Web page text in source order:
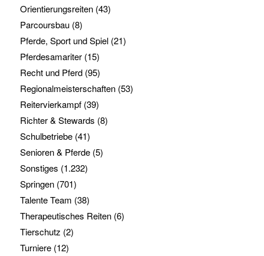
Orientierungsreiten(43)
Parcoursbau(8)
Pferde, Sport und Spiel(21)
Pferdesamariter(15)
Recht und Pferd(95)
Regionalmeisterschaften(53)
Reitervierkampf(39)
Richter & Stewards (8)
Schulbetriebe(41)
Senioren & Pferde(5)
Sonstiges (1.232)
Springen(701)
Talente Team (38)
Therapeutisches Reiten(6)
Tierschutz (2)
Turniere(12)